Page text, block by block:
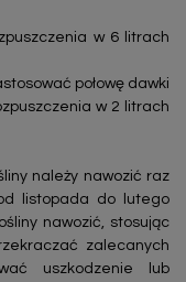
w 6 litrach
połowę dawki
w 2 litrach
należy nawozić raz
listopada do lutego
nawozić, stosując
zalecanych
uszkodzenie lub